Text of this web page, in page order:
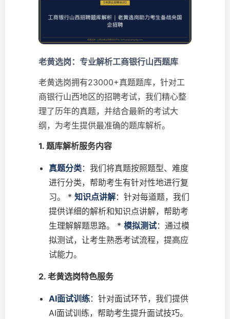
老黄选岗：专业解析工商银行山西题库
老黄选岗拥有23000+真题题库，针对工
商银行山西地区的招聘考试，我们精心整
理了历年的真题，并结合最新的考试大
纲，为考生提供最准确的题库解析。
1. 题库解析服务内容
真题分类：我们将真题按照题型、难度
进行分类，帮助考生有针对性地进行复
习。 * 知识点讲解：针对每道题，我们
提供详细的解析和知识点讲解，帮助考
生理解解题思路。 * 模拟测试：通过模
拟测试，让考生熟悉考试流程，提高应
试能力。
2. 老黄选岗特色服务
AI面试训练：针对面试环节，我们提供
AI面试训练，帮助考生提升面试技巧。